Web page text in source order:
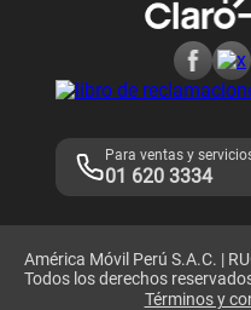
Adquirientes iPhone 6, 6S y SE
Mensaje de Seguridad
Términos y Condiciones de
Libro de Reclamaciones
Para ventas y
01 620 3334
América Móvil Perú S.A.C. |
Todos los derechos
Términos y